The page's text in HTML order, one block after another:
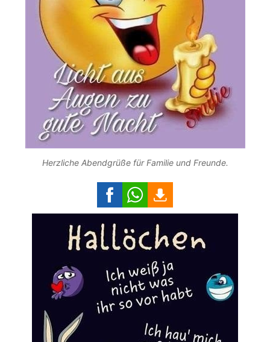
Herzliche Abendgrüße für Familie und Freunde.